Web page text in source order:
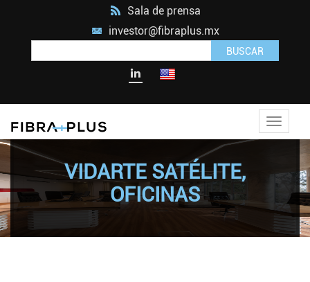
Sala de prensa
investor@fibraplus.mx
BUSCAR
Toggle
VIDARTE SATÉLITE,
OFICINAS